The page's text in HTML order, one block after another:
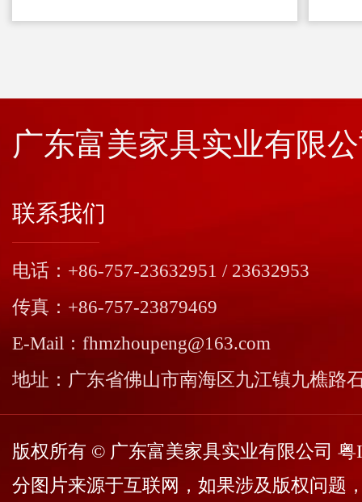
广东富美家具实业有限
联系我们
电话：+86-757-23632951 / 23632953
传真：+86-757-23879469
E-Mail：fhmzhoupeng@163.com
地址：广东省佛山市南海区九江镇九樵路
版权所有 © 广东富美家具实业有限公司 粤
分图片来源于互联网，如果涉及版权问题